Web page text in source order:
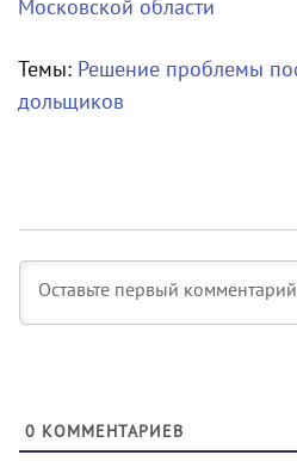
Московской области
Темы: Решение проблемы
дольщиков
0 КОММЕНТАРИЕВ